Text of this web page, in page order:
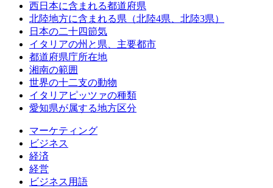
西日本に含まれる都道府県
北陸地方に含まれる県（北陸4県、北陸3県）
日本の二十四節気
イタリアの州と県、主要都市
都道府県庁所在地
湘南の範囲
世界の十二支の動物
イタリアピッツァの種類
愛知県が属する地方区分
マーケティング
ビジネス
経済
経営
ビジネス用語